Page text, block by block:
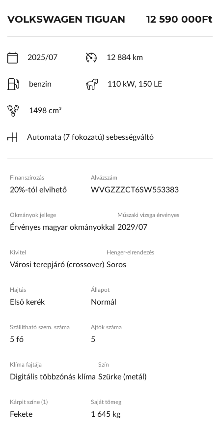
Karosszéria Centrum
VOLKSWAGEN TIGUAN 12 590 000Ft
2025/07 12 884 km
benzin 110 kW, 150 LE
1498 cm³
Automata (7 fokozatú) sebességváltó
Finanszírozás
20%-tól elvihető
Alvázszám
WVGZZZCT6SW553383
Okmányok jellege
Érvényes magyar okmányokkal
Műszaki vizsga érvényes
2029/07
Kivitel
Városi terepjáró (crossover)
Henger-elrendezés
Soros
Hajtás
Első kerék
Állapot
Normál
Szállítható szem. száma
5 fő
Ajtók száma
5
Klíma fajtája
Digitális többzónás klíma
Szín
Szürke (metál)
Kárpit színe (1)
Fekete
Saját tömeg
1 645 kg